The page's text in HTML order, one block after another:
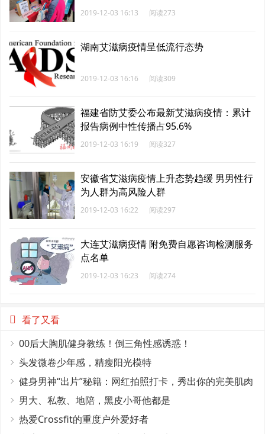
2019-12-03 16:13 阅读273
湖南艾滋病疫情呈低流行态势
2019-12-03 16:16 阅读309
福建省防艾委公布最新艾滋病疫情：累计
报告病例中性传播占95.6%
2019-12-03 16:19 阅读327
安徽省艾滋病疫情上升态势趋缓 男男性行
为人群为高风险人群
2019-12-03 16:22 阅读297
大连艾滋病疫情 附免费自愿咨询检测服务
点名单
2019-12-03 16:23 阅读274
看了又看
00后大胸肌健身教练！倒三角性感诱惑！
头发微卷少年感，精瘦阳光模特
健身男神“出片”秘籍：网红拍照打卡，秀出你的完美肌肉
线条！
男大、私教、地陪，黑皮小哥他都是
热爱Crossfit的重度户外爱好者